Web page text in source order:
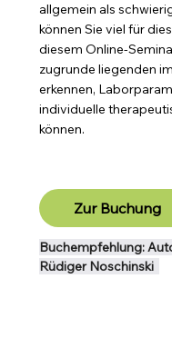
allgemein als
können Sie viel für
diesem Online-
zugrunde liegenden
erkennen,
individuelle
können.
Zur Buchung
Buchempfehlung:
Rüdiger Noschinski